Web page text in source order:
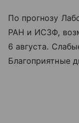
По прогнозу
РАН и ИСЗФ,
6 августа.
Благоприятные